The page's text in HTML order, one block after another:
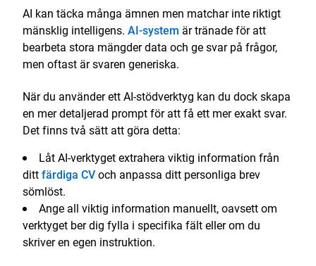
AI kan täcka många ämnen men matchar inte riktigt
mänsklig intelligens. AI-system är tränade för att
bearbeta stora mängder data och ge svar på frågor,
men oftast är svaren generiska.
När du använder ett AI-stödverktyg kan du dock skapa
en mer detaljerad prompt för att få ett mer exakt svar.
Det finns två sätt att göra detta:
Låt AI-verktyget extrahera viktig information från
dittfärdiga CVoch anpassa ditt personliga brev
sömlöst.
Ange all viktig information manuellt, oavsett om
verktyget ber dig fylla i specifika fält eller om du
skriver en egen instruktion.